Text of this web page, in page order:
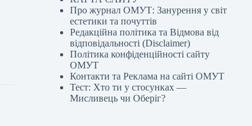
Про журнал ОМУТ: Занурення у світ
естетики та почуттів
Редакційна політика та Відмова від
відповідальності (Disclaimer)
Політика конфіденційності сайту
ОМУТ
Контакти та Реклама на сайті ОМУТ
Тест: Хто ти у стосунках —
Мисливець чи Оберіг?